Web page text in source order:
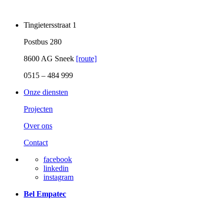
Tingietersstraat 1
Postbus 280
8600 AG Sneek [route]
0515 – 484 999
Onze diensten
Projecten
Over ons
Contact
facebook
linkedin
instagram
Bel Empatec